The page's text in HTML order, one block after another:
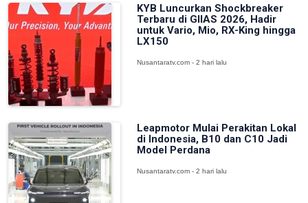
KYB Luncurkan Shockbreaker
Terbaru di GIIAS 2026, Hadir
untuk Vario, Mio, RX-King hingga
LX150
Nusantaratv.com - 2 hari lalu
Leapmotor Mulai Perakitan Lokal
di Indonesia, B10 dan C10 Jadi
Model Perdana
Nusantaratv.com - 2 hari lalu